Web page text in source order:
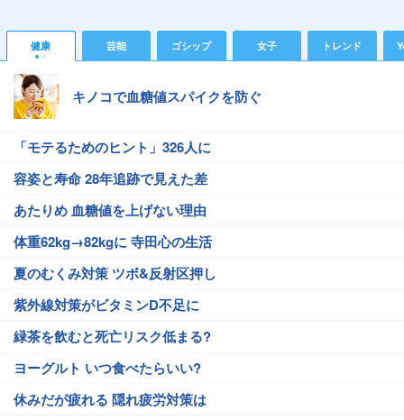
健康 芸能 ゴシップ 女子 トレンド
キノコで血糖値スパイクを防ぐ
「モテるためのヒント」326人に
容姿と寿命 28年追跡で見えた差
あたりめ 血糖値を上げない理由
体重62kg→82kgに 寺田心の生活
夏のむくみ対策 ツボ&反射区押し
紫外線対策がビタミンD不足に
緑茶を飲むと死亡リスク低まる?
ヨーグルト いつ食べたらいい?
休みだが疲れる 隠れ疲労対策は